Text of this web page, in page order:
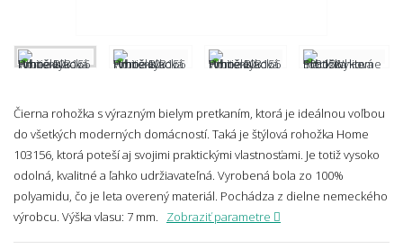
Čierna rohožka s výrazným bielym pretkaním, ktorá je ideálnou voľbou
do všetkých moderných domácností. Taká je štýlová rohožka Home
103156, ktorá poteší aj svojimi praktickými vlastnosťami. Je totiž vysoko
odolná, kvalitné a ľahko udržiavateľná. Vyrobená bola zo 100%
polyamidu, čo je leta overený materiál. Pochádza z dielne nemeckého
výrobcu. Výška vlasu: 7 mm. Zobraziť parametre